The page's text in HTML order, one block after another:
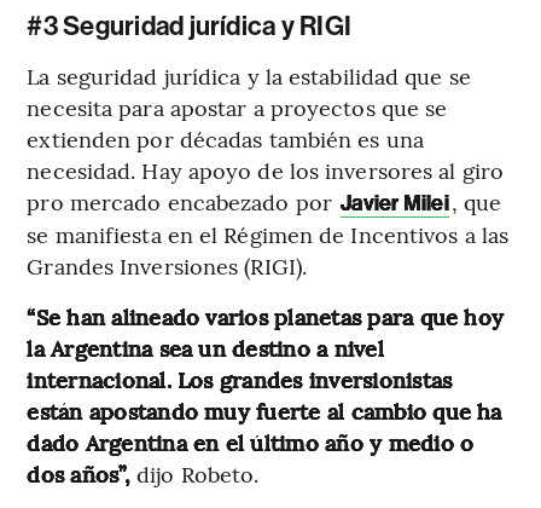
#3 Seguridad jurídica y RIGI
La seguridad jurídica y la estabilidad que se
necesita para apostar a proyectos que se
extienden por décadas también es una
necesidad. Hay apoyo de los inversores al giro
pro mercado encabezado por Javier Milei, que
se manifiesta en el Régimen de Incentivos a las
Grandes Inversiones (RIGI).
“Se han alineado varios planetas para que hoy
la Argentina sea un destino a nivel
internacional. Los grandes inversionistas
están apostando muy fuerte al cambio que ha
dado Argentina en el último año y medio o
dos años”,dijo Robeto.